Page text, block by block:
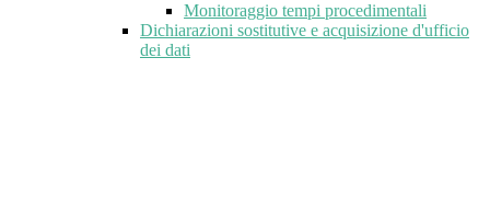
Monitoraggio tempi procedimentali
Dichiarazioni sostitutive e acquisizione d'ufficio
dei dati